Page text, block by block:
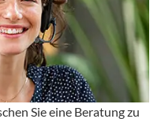
Sie eine Beratung zu